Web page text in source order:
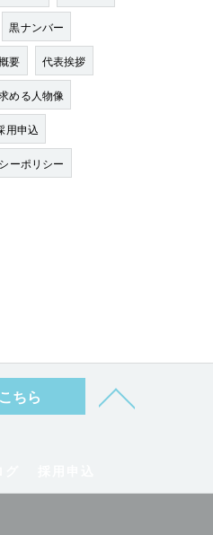
黒ナンバー
要 代表挨拶
める人物像
用申込
ーポリシー
ちら